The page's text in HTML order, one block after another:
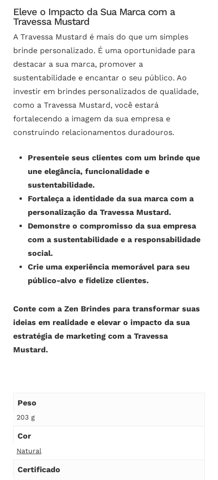
Eleve o Impacto da Sua Marca com a
Travessa Mustard
A Travessa Mustard é mais do que um simples
brinde personalizado. É uma oportunidade para
destacar a sua marca, promover a
sustentabilidade e encantar o seu público. Ao
investir em brindes personalizados de qualidade,
como a Travessa Mustard, você estará
fortalecendo a imagem da sua empresa e
construindo relacionamentos duradouros.
Presenteie seus clientes com um brinde que
une elegância, funcionalidade e
sustentabilidade.
Fortaleça a identidade da sua marca com a
personalização da Travessa Mustard.
Demonstre o compromisso da sua empresa
com a sustentabilidade e a responsabilidade
social.
Crie uma experiência memorável para seu
público-alvo e fidelize clientes.
Conte com a Zen Brindes para transformar suas
ideias em realidade e elevar o impacto da sua
estratégia de marketing com a Travessa
Mustard.
Peso
203 g
Cor
Natural
Certificado